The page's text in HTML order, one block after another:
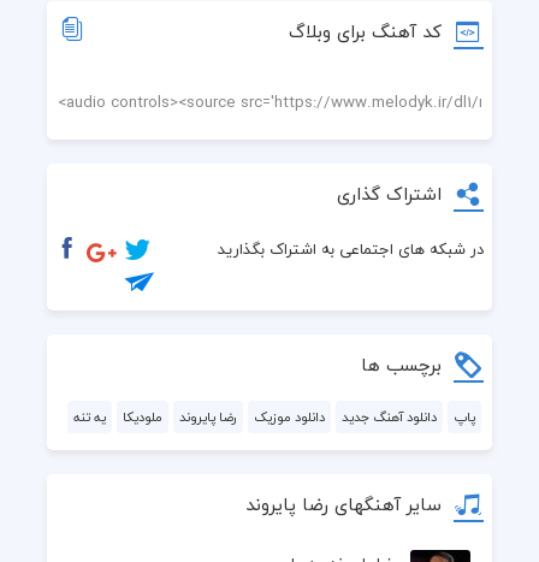
  واسه تو جنگید این دلم یه سره
کد آهنگ برای وبلاگ
اشتراک گذاری
در شبکه های اجتماعی به اشتراک بگذارید
برچسب ها
پاپ دانلود آهنگ جدید دانلود موزیک رضا پایروند ملودیکا یه تنه
سایر آهنگهای رضا پایروند